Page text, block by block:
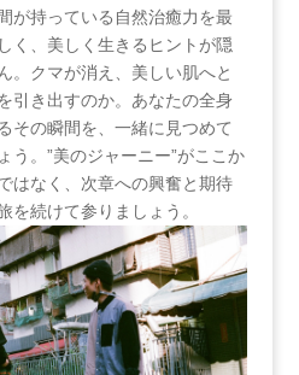
が持っている自然治癒力を最
く、美しく生きるヒントが隠
。クマが消え、美しい肌へと
引き出すのか。あなたの全身
その瞬間を、一緒に見つめて
う。”美のジャーニー”がここか
はなく、次章への興奮と期待
を続けて参りましょう。